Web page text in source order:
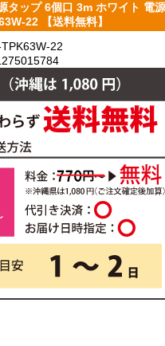
タップ 6個口 3m ホワイト 電
22 【送料無料】
TPK63W-22